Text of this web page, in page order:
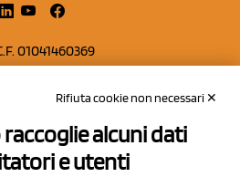
01041460369
Euro 50.000,00 i.v.
Contatti
Rifiuta cookie non necessari ✕
alcuni dati
e utenti